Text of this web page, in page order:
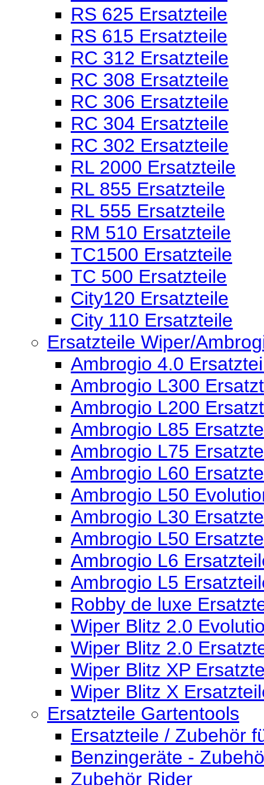
RS 625 Ersatzteile
RS 615 Ersatzteile
RC 312 Ersatzteile
RC 308 Ersatzteile
RC 306 Ersatzteile
RC 304 Ersatzteile
RC 302 Ersatzteile
RL 2000 Ersatzteile
RL 855 Ersatzteile
RL 555 Ersatzteile
RM 510 Ersatzteile
TC1500 Ersatzteile
TC 500 Ersatzteile
City120 Ersatzteile
City 110 Ersatzteile
Ersatzteile Wiper/
Ambrogio 4.0
Ambrogio L300
Ambrogio L200
Ambrogio L85
Ambrogio L75
Ambrogio L60
Ambrogio L50
Ambrogio L30
Ambrogio L50
Ambrogio L6
Ambrogio L5
Robby de luxe
Wiper Blitz 2.0
Wiper Blitz 2.0
Wiper Blitz XP
Wiper Blitz X
Ersatzteile Gartentools
Ersatzteile / Zubehör
Benzingeräte -
Zubehör Rider